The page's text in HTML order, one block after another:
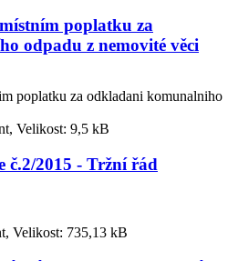
poplatku za
odpadu z nemovité věci
poplatku za odkladani komunalniho
Velikost: 9,5 kB
č.2/2015 - Tržní řád
Velikost: 735,13 kB